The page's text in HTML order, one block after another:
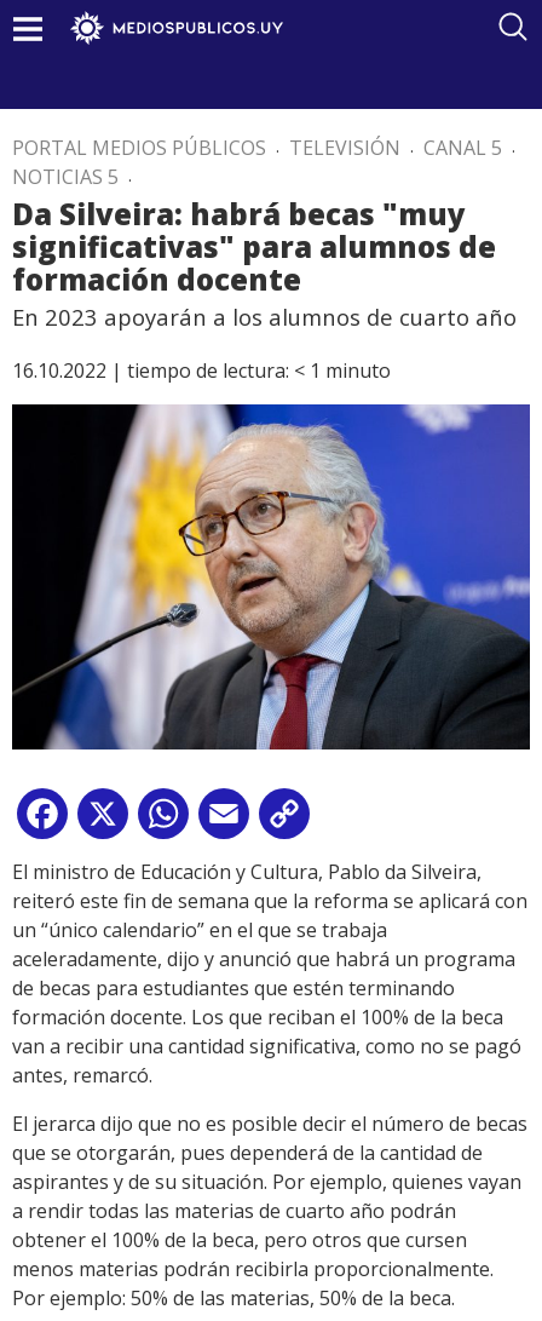
PORTAL MEDIOS PÚBLICOS . TELEVISIÓN . CANAL 5 .
NOTICIAS 5 .
Da Silveira: habrá becas "muy
significativas" para alumnos de
formación docente
En 2023 apoyarán a los alumnos de cuarto año
16.10.2022 | tiempo de lectura: < 1 minuto
Facebook
X WhatsApp
Email
Link
El ministro de Educación y Cultura, Pablo da Silveira,
reiteró este fin de semana que la reforma se aplicará con
un “único calendario” en el que se trabaja
aceleradamente, dijo y anunció que habrá un programa
de becas para estudiantes que estén terminando
formación docente. Los que reciban el 100% de la beca
van a recibir una cantidad significativa, como no se pagó
antes, remarcó.
El jerarca dijo que no es posible decir el número de becas
que se otorgarán, pues dependerá de la cantidad de
aspirantes y de su situación. Por ejemplo, quienes vayan
a rendir todas las materias de cuarto año podrán
obtener el 100% de la beca, pero otros que cursen
menos materias podrán recibirla proporcionalmente.
Por ejemplo: 50% de las materias, 50% de la beca.